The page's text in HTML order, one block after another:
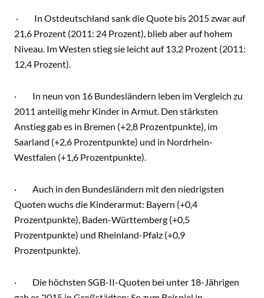
· In Ostdeutschland sank die Quote bis 2015 zwar auf
21,6 Prozent (2011: 24 Prozent), blieb aber auf hohem
Niveau. Im Westen stieg sie leicht auf 13,2 Prozent (2011:
12,4 Prozent).
· In neun von 16 Bundesländern leben im Vergleich zu
2011 anteilig mehr Kinder in Armut. Den stärksten
Anstieg gab es in Bremen (+2,8 Prozentpunkte), im
Saarland (+2,6 Prozentpunkte) und in Nordrhein-
Westfalen (+1,6 Prozentpunkte).
· Auch in den Bundesländern mit den niedrigsten
Quoten wuchs die Kinderarmut: Bayern (+0,4
Prozentpunkte), Baden-Württemberg (+0,5
Prozentpunkte) und Rheinland-Pfalz (+0,9
Prozentpunkte).
· Die höchsten SGB-II-Quoten bei unter 18-Jährigen